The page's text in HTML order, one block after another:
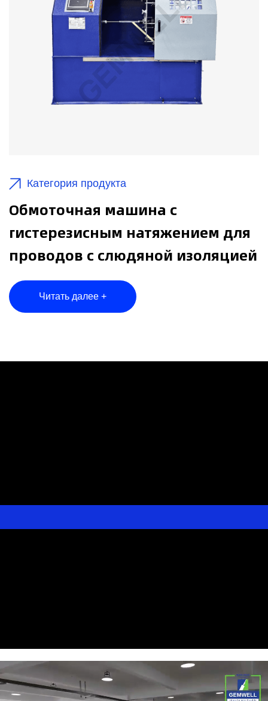
Категория продукта
Обмоточная машина с
гистерезисным натяжением для
проводов с слюдяной изоляцией
Читать далее +